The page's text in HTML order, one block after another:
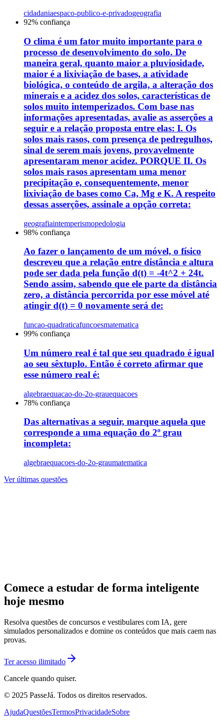
cidadaniaespaco-publico-e-privadogeografia
92% confiança
O clima é um fator muito importante para o
processo de desenvolvimento do solo. De
maneira geral, quanto maior a pluviosidade,
maior é a lixiviação de bases, a atividade
biológica, o conteúdo de argila, a alteração dos
minerais e a acidez dos solos, características de
solos muito intemperizados. Com base nas
informações apresentadas, avalie as asserções a
seguir e a relação proposta entre elas: I. Os
solos mais rasos, com presença de pedregulhos,
sinal de serem mais jovens, provavelmente
apresentaram menor acidez. PORQUE II. Os
solos mais rasos apresentam uma menor
precipitação e, consequentemente, menor
lixiviação de bases como Ca, Mg e K. A respeito
dessas asserções, assinale a opção correta:
geografiaintemperismopedologia
98% confiança
Ao fazer o lançamento de um móvel, o físico
descreveu que a relação entre distância e altura
pode ser dada pela função d(t) = -4t^2 + 24t.
Sendo assim, sabendo que ele parte da distância
zero, a distância percorrida por esse móvel até
atingir d(t) = 0 novamente será de:
funcao-quadraticafuncoesmatematica
99% confiança
Um número real é tal que seu quadrado é igual
ao seu sêxtuplo. Então é correto afirmar que
esse número real é:
algebraequacao-do-2o-grauequacoes
78% confiança
Das alternativas a seguir, marque aquela que
corresponde a uma equação do 2º grau
incompleta:
algebraequacoes-do-2o-graumatematica
Ver últimas questões
Comece a estudar de forma inteligente
hoje mesmo
Resolva questões de concursos e vestibulares com IA, gere
simulados personalizados e domine os conteúdos que mais caem nas
provas.
Ter acesso ilimitado
Cancele quando quiser.
© 2025 PasseJá. Todos os direitos reservados.
AjudaQuestõesTermosPrivacidadeSobre